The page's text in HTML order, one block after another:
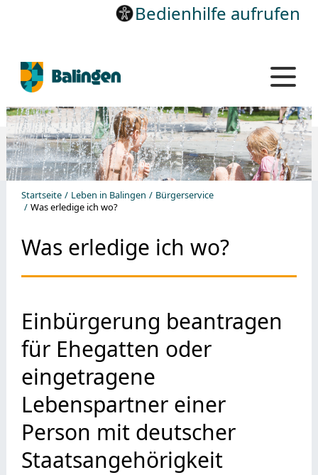
Bedienhilfe aufrufen
Startseite Leben in Balingen
Bürgerservice
Was erledige ich wo?
Was erledige ich wo?
Einbürgerung beantragen
für Ehegatten oder
eingetragene
Lebenspartner einer
Person mit deutscher
Staatsangehörigkeit